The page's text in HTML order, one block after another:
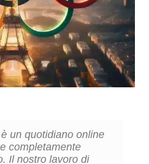
un quotidiano online
completamente
Il nostro lavoro di